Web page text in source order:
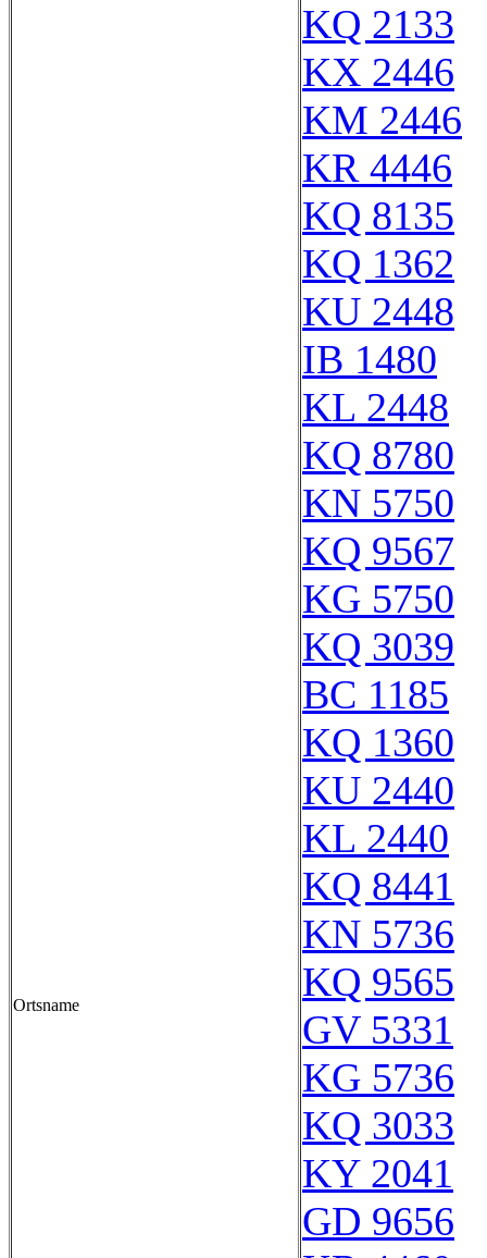
Ortsname
KQ 2133
KX 2446
KM 2446
KR 4446
KQ 8135
KQ 1362
KU 2448
IB 1480
KL 2448
KQ 8780
KN 5750
KQ 9567
KG 5750
KQ 3039
BC 1185
KQ 1360
KU 2440
KL 2440
KQ 8441
KN 5736
KQ 9565
GV 5331
KG 5736
KQ 3033
KY 2041
GD 9656